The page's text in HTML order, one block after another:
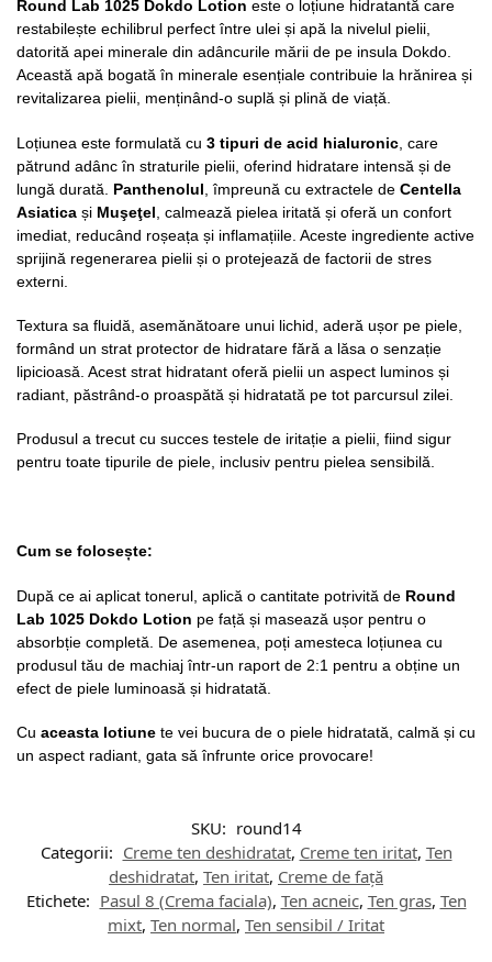
Round Lab 1025 Dokdo Lotion este o loțiune hidratantă care
restabilește echilibrul perfect între ulei și apă la nivelul pielii,
datorită apei minerale din adâncurile mării de pe insula Dokdo.
Această apă bogată în minerale esențiale contribuie la hrănirea și
revitalizarea pielii, menținând-o suplă și plină de viață.
Loțiunea este formulată cu 3 tipuri de acid hialuronic , care
pătrund adâncîn straturile pielii, oferind hidratare intensă și de
lungă durată. Panthenolul , împreună cu extractele de Centella
Asiatica și Muşeţel , calmează pielea iritată și oferă un confort
imediat, reducând roșeața și inflamațiile. Aceste ingrediente active
sprijină regenerarea pielii și o protejează de factorii de stres
externi.
Textura sa fluidă, asemănătoare unui lichid, aderă ușor pe piele,
formând un strat protector de hidratare fără a lăsa o senzație
lipicioasă. Acest strat hidratant oferă pielii un aspect luminos și
radiant, păstrând-o proaspătă și hidratată pe tot parcursul zilei.
Produsul a trecut cu succes testele de iritație a pielii, fiind sigur
pentru toate tipurile de piele, inclusiv pentru pielea sensibilă.
Cum se folosește:
După ce ai aplicat tonerul, aplică o cantitate potrivită de Round
Lab 1025 Dokdo Lotion pe față și masează ușor pentru o
absorbție completă. De asemenea, poți amesteca loțiunea cu
produsul tău de machiaj într-un raport de 2:1 pentru a obține un
efect de piele luminoasă și hidratată.
Cu aceasta lotiune te vei bucura de o piele hidratată, calmă și cu
un aspect radiant, gata să înfrunte orice provocare!
SKU: round14
Categorii: Creme ten deshidratat, Creme ten iritat, Ten
deshidratat, Ten iritat, Creme de față
Etichete: Pasul 8 (Crema faciala), Ten acneic, Ten gras, Ten
mixt, Ten normal, Ten sensibil / Iritat